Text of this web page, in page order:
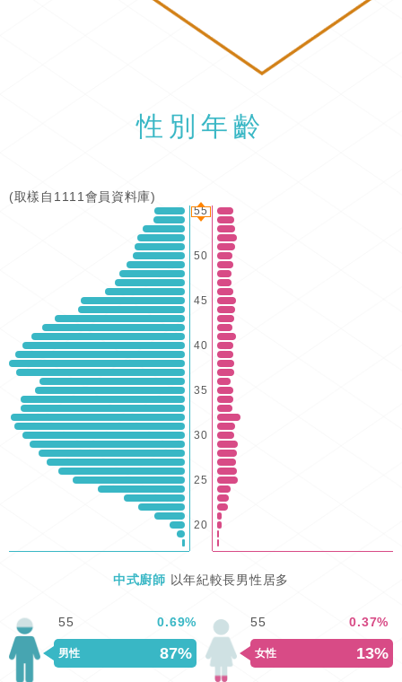
性別年齡
(取樣自1111會員資料庫)
55
50
45
40
35
30
25
20
中式廚師 以年紀較長男性居多
男性 87%
55 0.69%
女性 13%
55 0.37%